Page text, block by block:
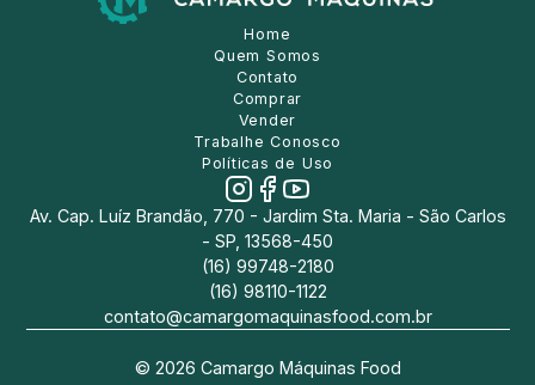
Home
Quem Somos
Contato
Comprar
Vender
Trabalhe Conosco
Políticas de Uso
Av. Cap. Luíz Brandão, 770 - Jardim Sta. Maria - São Carlos
- SP, 13568-450
(16) 99748-2180
(16) 98110-1122
contato@camargomaquinasfood.com.br
© 2026 Camargo Máquinas Food